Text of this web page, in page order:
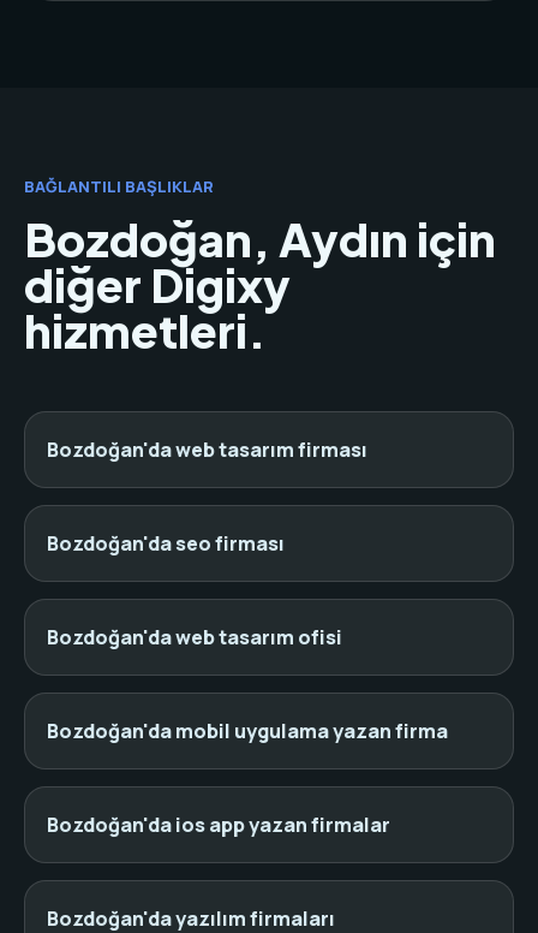
BAĞLANTILI BAŞLIKLAR
Bozdoğan, Aydın için
diğer Digixy
hizmetleri.
Bozdoğan'da web tasarım firması
Bozdoğan'da seo firması
Bozdoğan'da web tasarım ofisi
Bozdoğan'da mobil uygulama yazan firma
Bozdoğan'da ios app yazan firmalar
Bozdoğan'da yazılım firmaları